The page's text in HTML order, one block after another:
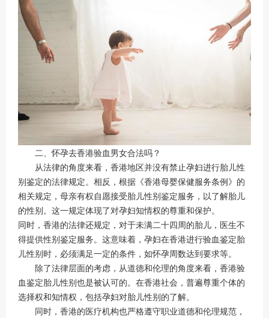
二、怀孕去香港验血男女合法吗？
从法律的角度来看，香港地区并没有禁止孕妇进行胎儿性
别鉴定的法律规定。相反，根据《香港母婴保健服务条例》的
相关规定，母亲有权自愿接受胎儿性别鉴定服务，以了解胎儿
的性别。这一规定体现了对孕妇知情权的尊重和保护。
同时，香港的法律还规定，对于未满二十四周的胎儿，医生不
得提供性别鉴定服务。这意味着，孕妇在香港进行验血鉴定胎
儿性别时，必须满足一定的条件，如怀孕周数达到要求等。
除了法律层面的考虑，从道德和伦理的角度来看，香港验
血鉴定胎儿性别也是被认可的。在香港社会，普遍尊重个体的
选择权和知情权，包括孕妇对胎儿性别的了解。
同时，香港的医疗机构也严格遵守职业道德和伦理规范，